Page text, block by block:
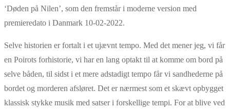
‘Døden på Nilen’, som den fremstår i moderne version med
premieredato i Danmark 10-02-2022.
Selve historien er fortalt i et ujævnt tempo. Med det mener jeg, vi får
en Poirots forhistorie, vi har en lang optakt til at komme om bord på
selve båden, til sidst i et mere adstadigt tempo får vi sandhederne på
bordet og morderen afsløret. Det er nærmest som et skævt opbygget
klassisk stykke musik med satser i forskellige tempi. For at blive ved